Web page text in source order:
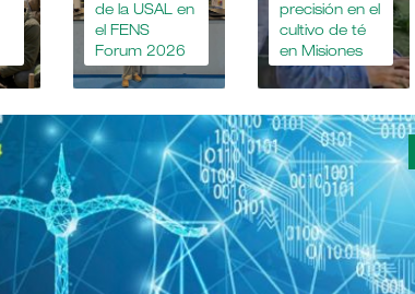
de la USAL en
el FENS
Forum 2026
precisión en el
cultivo de té
en Misiones